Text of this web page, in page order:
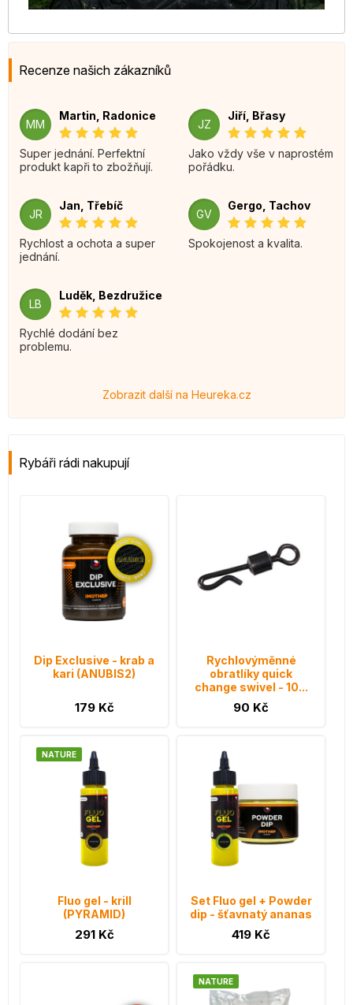
Recenze našich zákazníků
MM
Martin, Radonice
Super jednání. Perfektní
produkt kapři to zbožňují.
JZ
Jiří, Břasy
Jako vždy vše v naprostém
pořádku.
JR
Jan, Třebíč
Rychlost a ochota a super
jednání.
GV
Gergo, Tachov
Spokojenost a kvalita.
LB
Luděk, Bezdružice
Rychlé dodání bez
problemu.
Zobrazit další na Heureka.cz
Rybáři rádi nakupují
Dip Exclusive - krab a
kari (ANUBIS2)
179 Kč
Rychlovýměnné
obratlíky quick
change swivel - 10...
90 Kč
NATURE
Fluo gel - krill
(PYRAMID)
291 Kč
Set Fluo gel + Powder
dip - šťavnatý ananas
419 Kč
NATURE